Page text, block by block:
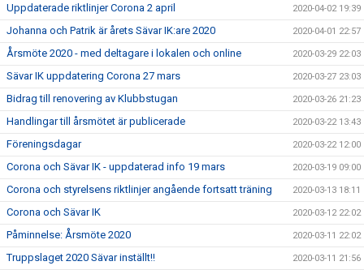
Uppdaterade riktlinjer Corona 2 april 2020-04-02 19:39
Johanna och Patrik är årets Sävar IK:are 2020 2020-04-01 22:57
Årsmöte 2020 - med deltagare i lokalen och online 2020-03-29 22:03
Sävar IK uppdatering Corona 27 mars 2020-03-27 23:03
Bidrag till renovering av Klubbstugan 2020-03-26 21:23
Handlingar till årsmötet är publicerade 2020-03-22 13:43
Föreningsdagar 2020-03-22 12:00
Corona och Sävar IK - uppdaterad info 19 mars 2020-03-19 09:00
Corona och styrelsens riktlinjer angående fortsatt träning 2020-03-13 18:11
Corona och Sävar IK 2020-03-12 22:02
Påminnelse: Årsmöte 2020 2020-03-11 22:02
Truppslaget 2020 Sävar inställt!! 2020-03-11 21:56